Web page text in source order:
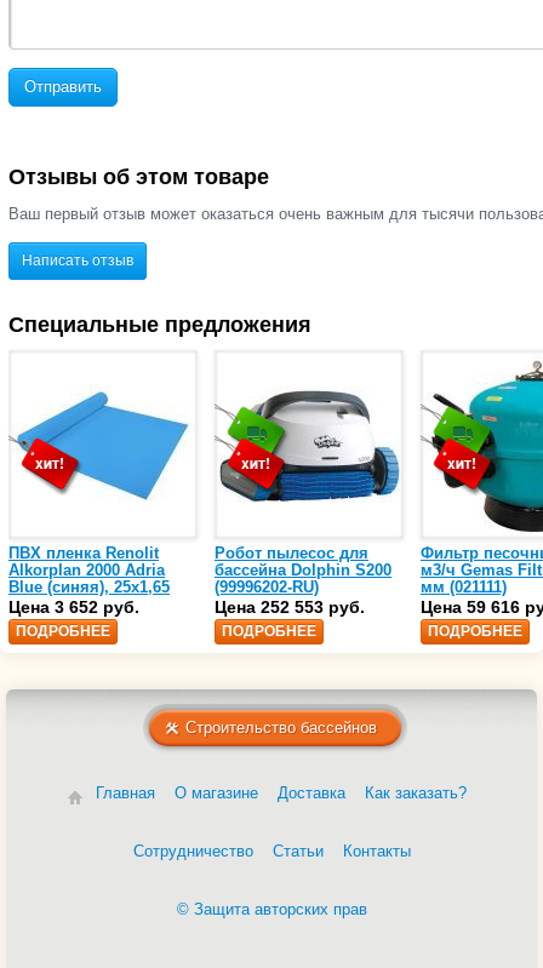
Отправить
Отзывы об этом товаре
Ваш первый отзыв может оказаться очень важным для тысячи
Написать отзыв
Специальные предложения
ПВХ пленка Renolit
Alkorplan 2000 Adria
Blue (синяя), 25х1,65
(35216203)
Цена 3 652 руб.
ПОДРОБНЕЕ
Робот пылесос для
бассейна Dolphin S200
(99996202-RU)
Цена 252 553 руб.
ПОДРОБНЕЕ
Фильтр
м3/ч Gemas
мм (021111)
Цена 59 616
ПОДРОБНЕЕ
Строительство бассейнов
Главная О магазине Доставка Как заказать?
Сотрудничество Статьи Контакты
© Защита авторских прав